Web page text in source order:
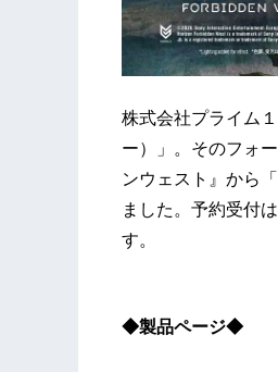
株式会社プライム
ー）」。そのフォ
ンウェスト』から
ました。予約受付
す。
◆製品ページ◆